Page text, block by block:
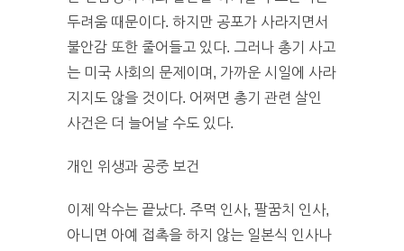
두려움 때문이다. 하지만 공포가 사라지면서
불안감 또한 줄어들고 있다. 그러나 총기 사고
는 미국 사회의 문제이며, 가까운 시일에 사라
지지도 않을 것이다. 어쩌면 총기 관련 살인
사건은 더 늘어날 수도 있다.
개인 위생과 공중 보건
이제 악수는 끝났다. 주먹 인사, 팔꿈치 인사,
아니면 아예 접촉을 하지 않는 일본식 인사나